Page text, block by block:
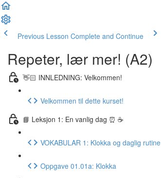
Previous Lesson Complete and Continue
Repeter, lær mer! (A2)
👋🏻 INNLEDNING: Velkommen!
Velkommen til dette kurset!
📘 Leksjon 1: En vanlig dag ⏰ ☕️
VOKABULAR 1: Klokka og daglig rutine
Oppgave 01.01a: Klokka